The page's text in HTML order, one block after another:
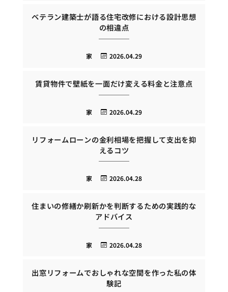
ベテラン建築士が語る住宅改修における設計思想
の相違点
2026.04.29
家
賃貸物件で壁紙を一面だけ変える料金と注意点
2026.04.29
家
リフォームローンの金利相場を把握して支出を抑
えるコツ
2026.04.28
家
住まいの修繕か刷新かを判断するための実践的な
アドバイス
2026.04.28
家
出窓リフォームでおしゃれな空間を作った私の体
験記